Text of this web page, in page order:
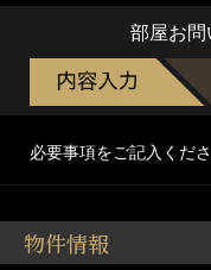
部屋お問
必要事項をご記入くださ
物件情報